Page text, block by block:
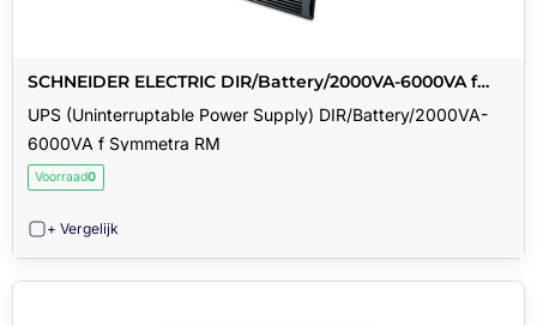
SCHNEIDER ELECTRIC DIR/Battery/2000VA-6000VA f
UPS (Uninterruptable Power Supply) DIR/Battery/2000VA-
6000VA f Symmetra RM
Voorraad0
+ Vergelijk